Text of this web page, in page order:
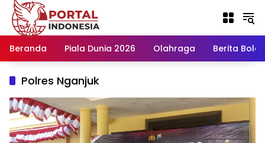
Langsung
konten
Beranda
Piala Dunia 2026 Olahraga Berita Bola
Polres Nganjuk